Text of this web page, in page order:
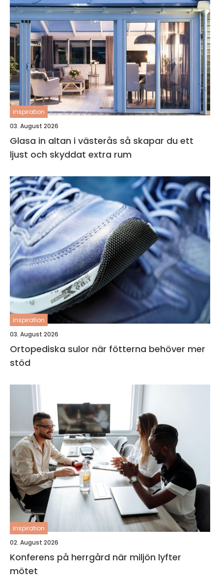
inspiration
03. August 2026
Glasa in altan i västerås så skapar du ett
ljust och skyddat extra rum
inspiration
03. August 2026
Ortopediska sulor när fötterna behöver mer
stöd
inspiration
02. August 2026
Konferens på herrgård när miljön lyfter
mötet